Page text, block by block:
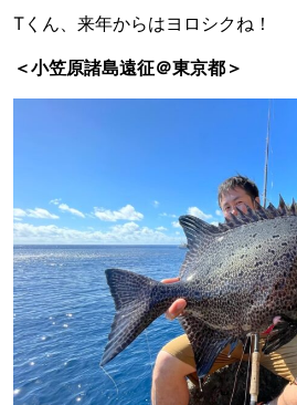
Tくん、来年からはヨロシクね！
＜小笠原諸島遠征＠東京都＞